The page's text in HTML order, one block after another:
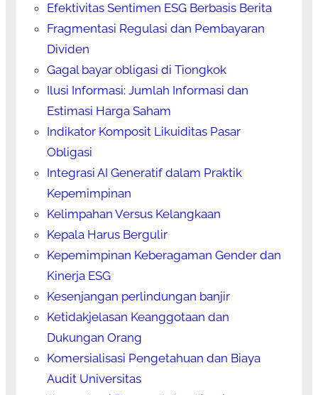
Efektivitas Sentimen ESG Berbasis Berita
Fragmentasi Regulasi dan Pembayaran
Dividen
Gagal bayar obligasi di Tiongkok
Ilusi Informasi: Jumlah Informasi dan
Estimasi Harga Saham
Indikator Komposit Likuiditas Pasar
Obligasi
Integrasi AI Generatif dalam Praktik
Kepemimpinan
Kelimpahan Versus Kelangkaan
Kepala Harus Bergulir
Kepemimpinan Keberagaman Gender dan
Kinerja ESG
Kesenjangan perlindungan banjir
Ketidakjelasan Keanggotaan dan
Dukungan Orang
Komersialisasi Pengetahuan dan Biaya
Audit Universitas